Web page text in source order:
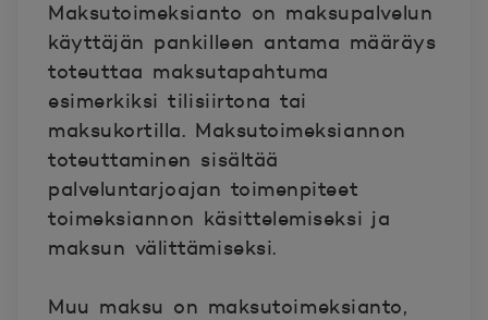
Maksutoimeksianto on maksupalvelun
käyttäjän pankilleen antama määräys
toteuttaa maksutapahtuma
esimerkiksi tilisiirtona tai
maksukortilla. Maksutoimeksiannon
toteuttaminen sisältää
palveluntarjoajan toimenpiteet
toimeksiannon käsittelemiseksi ja
maksun välittämiseksi.
Muu maksu on maksutoimeksianto,